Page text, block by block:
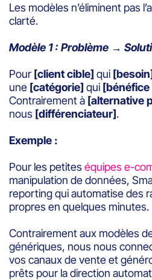
Les modèles n’éliminent pas
clarté.
Modèle 1 : Problème →
Pour [client cible] qui
une [catégorie] qui [bénéfice
Contrairement à [alternative
nous [différenciateur].
Exemple :
Pour les petites équipes e-
manipulation de données,
reporting qui automatise des
propres en quelques minutes.
Contrairement aux modèles
génériques, nous nous
vos canaux de vente et
prêts pour la direction